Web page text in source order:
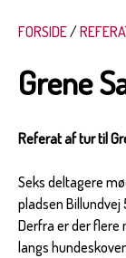
FORSIDE
Grene
Referataf tur til
Seks deltagere
pladsen Billundvej
Derfra er der flere
langs